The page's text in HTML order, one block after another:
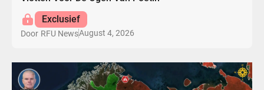
Exclusief
Door RFU NewsAugust 4, 2026